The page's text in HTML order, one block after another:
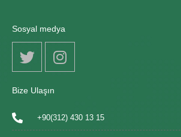
Sosyal medya
Bize Ulaşın
+90(312) 430 13 15